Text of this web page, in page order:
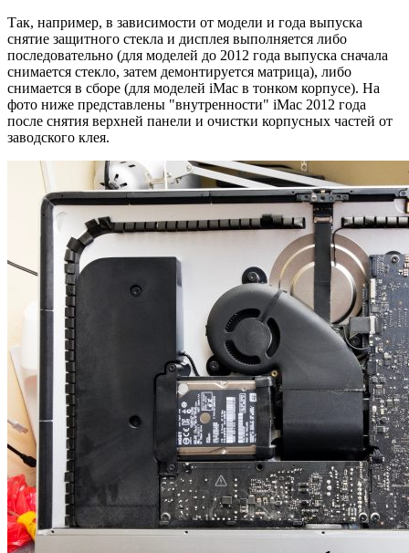
Так, например, в зависимости от модели и года выпуска
снятие защитного стекла и дисплея выполняется либо
последовательно (для моделей до 2012 года выпуска сначала
снимается стекло, затем демонтируется матрица), либо
снимается в сборе (для моделей iMac в тонком корпусе). На
фото ниже представлены "внутренности" iMac 2012 года
после снятия верхней панели и очистки корпусных частей от
заводского клея.